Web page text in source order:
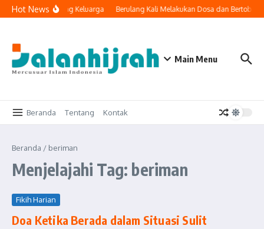
Lewati ke konten
Hot News
Masuk ke Ruang Keluarga Berulang Kali Melakukan Dosa dan Bertobat,
Main Menu
Beranda Tentang Kontak
Beranda / beriman
Menjelajahi Tag: beriman
Fikih Harian
Doa Ketika Berada dalam Situasi Sulit